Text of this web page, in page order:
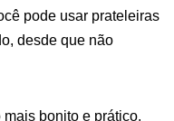
pode usar prateleiras
desde que não
bonito e prático.